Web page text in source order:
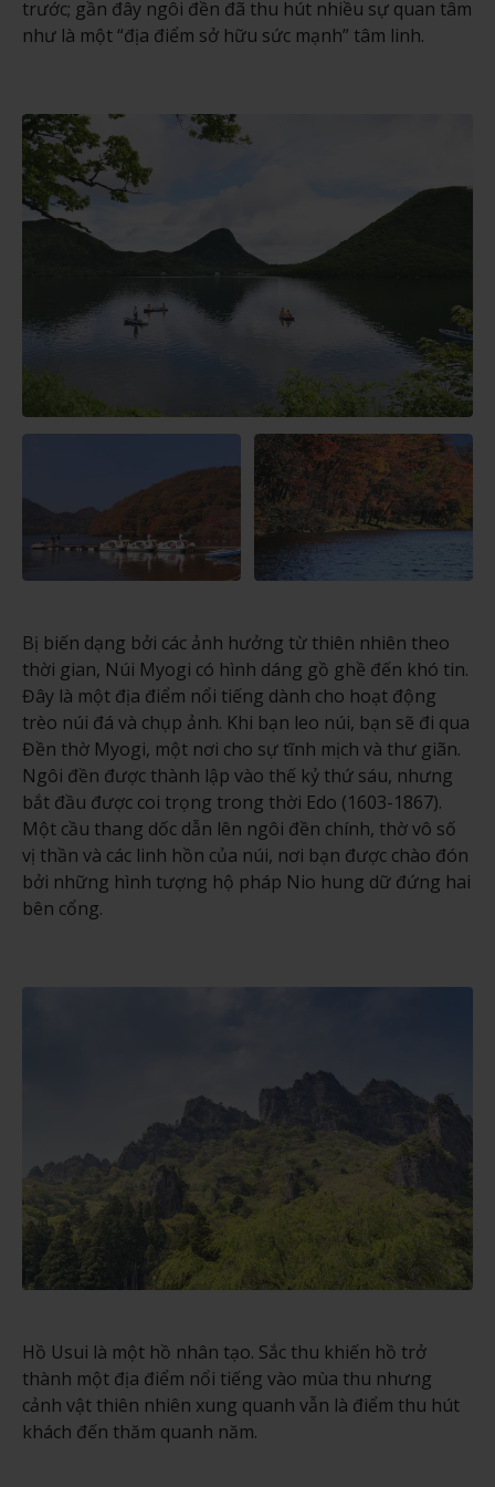
trước; gần đây ngôi đền đã thu hút nhiều sự quan tâm
như là một “địa điểm sở hữu sức mạnh” tâm linh.
Bị biến dạng bởi các ảnh hưởng từ thiên nhiên theo
thời gian, Núi Myogi có hình dáng gồ ghề đến khó tin.
Đây là một địa điểm nổi tiếng dành cho hoạt động
trèo núi đá và chụp ảnh. Khi bạn leo núi, bạn sẽ đi qua
Đền thờ Myogi, một nơi cho sự tĩnh mịch và thư giãn.
Ngôi đền được thành lập vào thế kỷ thứ sáu, nhưng
bắt đầu được coi trọng trong thời Edo (1603-1867).
Một cầu thang dốc dẫn lên ngôi đền chính, thờ vô số
vị thần và các linh hồn của núi, nơi bạn được chào đón
bởi những hình tượng hộ pháp Nio hung dữ đứng hai
bên cổng.
Hồ Usui là một hồ nhân tạo. Sắc thu khiến hồ trở
thành một địa điểm nổi tiếng vào mùa thu nhưng
cảnh vật thiên nhiên xung quanh vẫn là điểm thu hút
khách đến thăm quanh năm.